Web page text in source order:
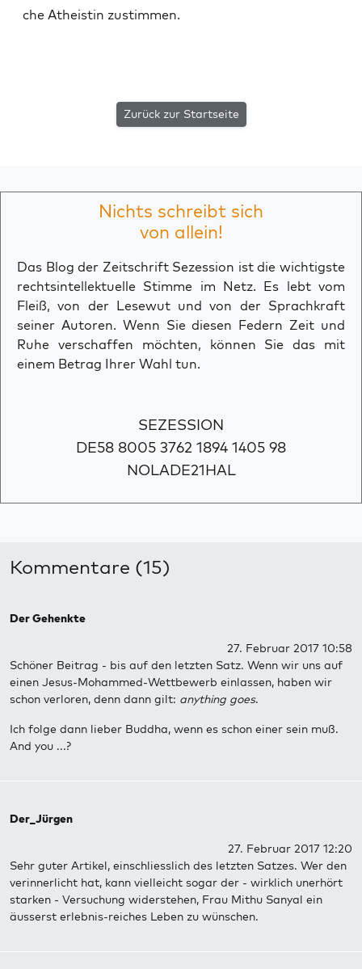
che Athe­is­tin zustimmen.
Zurück zur Startseite
Nichts schreibt sich
von allein!
Das Blog der Zeitschrift Sezession ist die wichtigste
rechtsintellektuelle Stimme im Netz. Es lebt vom
Fleiß, von der Lesewut und von der Sprachkraft
seiner Autoren. Wenn Sie diesen Federn Zeit und
Ruhe verschaffen möchten, können Sie das mit
einem Betrag Ihrer Wahl tun.
SEZESSION
DE58 8005 3762 1894 1405 98
NOLADE21HAL
Kommentare (15)
Der Gehenkte
27. Februar 2017 10:58
Schöner Beitrag - bis auf den letzten Satz. Wenn wir uns auf
einen Jesus-Mohammed-Wettbewerb einlassen, haben wir
schon verloren, denn dann gilt: anything goes.
Ich folge dann lieber Buddha, wenn es schon einer sein muß.
And you ...?
Der_Jürgen
27. Februar 2017 12:20
Sehr guter Artikel, einschliesslich des letzten Satzes. Wer den
verinnerlicht hat, kann vielleicht sogar der - wirklich unerhört
starken - Versuchung widerstehen, Frau Mithu Sanyal ein
äusserst erlebnis-reiches Leben zu wünschen.